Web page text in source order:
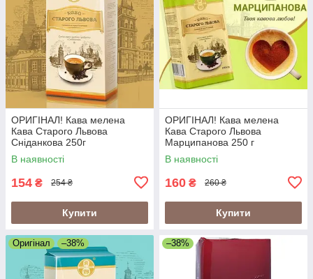
ОРИГІНАЛ! Кава мелена
Кава Старого Львова
Сніданкова 250г
В наявності
154 ₴ 254 ₴
Купити
ОРИГІНАЛ! Кава мелена
Кава Старого Львова
Марципанова 250 г
В наявності
160 ₴ 260 ₴
Купити
Оригінал –38% –38%